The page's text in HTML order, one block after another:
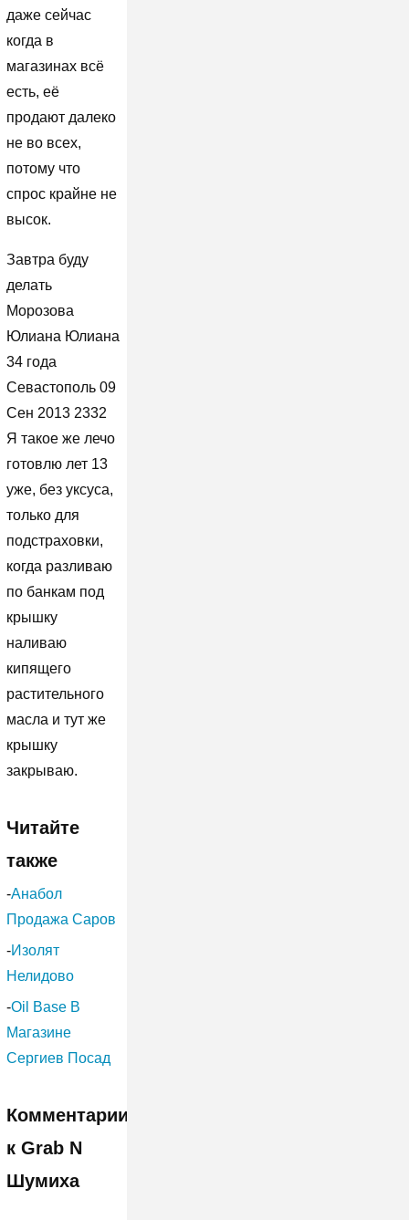
даже сейчас
когда в
магазинах всё
есть, её
продают далеко
не во всех,
потому что
спрос крайне не
высок.
Завтра буду
делать
Морозова
Юлиана Юлиана
34 года
Севастополь 09
Сен 2013 2332
Я такое же лечо
готовлю лет 13
уже, без уксуса,
только для
подстраховки,
когда разливаю
по банкам под
крышку
наливаю
кипящего
растительного
масла и тут же
крышку
закрываю.
Читайте
также
-Анабол
Продажа Саров
-Изолят
Нелидово
-Oil Base В
Магазине
Сергиев Посад
Комментарии
к Grab N
Шумиха